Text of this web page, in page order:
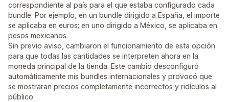
correspondiente al país para el que estaba configurado cada
bundle. Por ejemplo, en un bundle dirigido a España, el importe
se aplicaba en euros; en uno dirigido a México, se aplicaba en
pesos mexicanos.
Sin previo aviso, cambiaron el funcionamiento de esta opción
para que todas las cantidades se interpreten ahora en la
moneda principal de la tienda. Este cambio desconfiguró
automáticamente mis bundles internacionales y provocó que
se mostraran precios completamente incorrectos y ridículos al
público.